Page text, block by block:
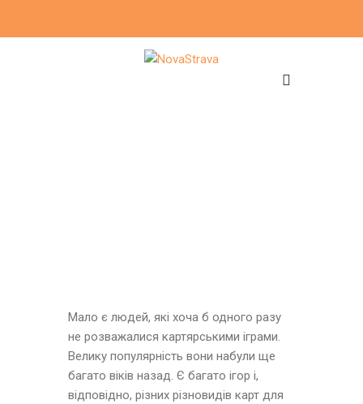
Мало є людей, які хоча б одного разу
не розважалися картярськими іграми.
Велику популярність вони набули ще
багато віків назад. Є багато ігор і,
відповідно, різних різновидів карт для